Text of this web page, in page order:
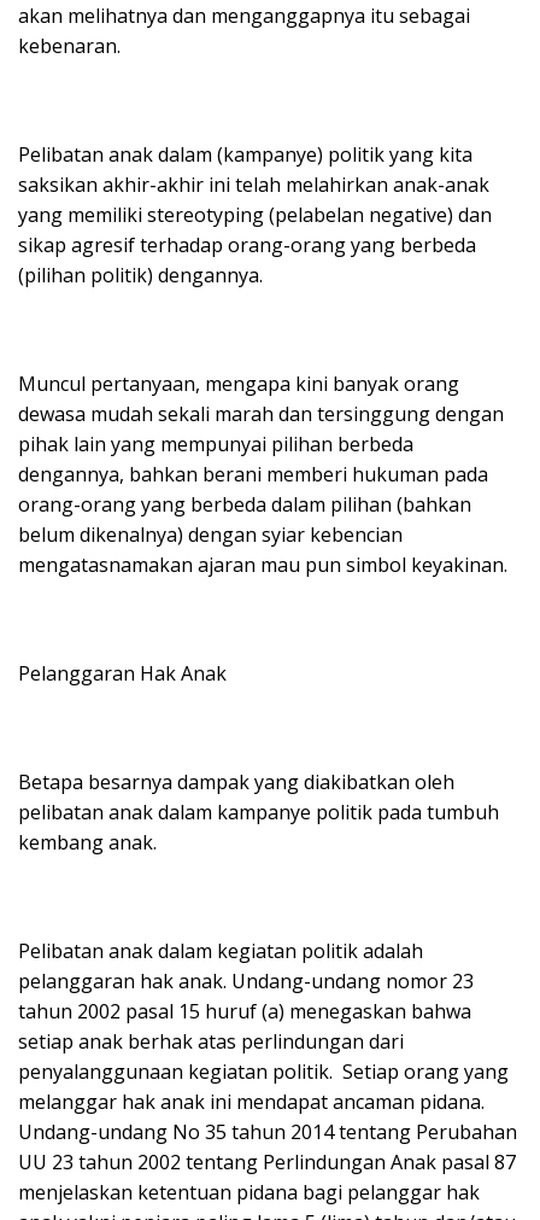
akan melihatnya dan menganggapnya itu sebagai
kebenaran.
Pelibatan anak dalam (kampanye) politik yang kita
saksikan akhir-akhir ini telah melahirkan anak-anak
yang memiliki stereotyping (pelabelan negative) dan
sikap agresif terhadap orang-orang yang berbeda
(pilihan politik) dengannya.
Muncul pertanyaan, mengapa kini banyak orang
dewasa mudah sekali marah dan tersinggung dengan
pihak lain yang mempunyai pilihan berbeda
dengannya, bahkan berani memberi hukuman pada
orang-orang yang berbeda dalam pilihan (bahkan
belum dikenalnya) dengan syiar kebencian
mengatasnamakan ajaran mau pun simbol keyakinan.
Pelanggaran Hak Anak
Betapa besarnya dampak yang diakibatkan oleh
pelibatan anak dalam kampanye politik pada tumbuh
kembang anak.
Pelibatan anak dalam kegiatan politik adalah
pelanggaran hak anak. Undang-undang nomor 23
tahun 2002 pasal 15 huruf (a) menegaskan bahwa
setiap anak berhak atas perlindungan dari
penyalanggunaan kegiatan politik. Setiap orang yang
melanggar hak anak ini mendapat ancaman pidana.
Undang-undang No 35 tahun 2014 tentang Perubahan
UU 23 tahun 2002 tentang Perlindungan Anak pasal 87
menjelaskan ketentuan pidana bagi pelanggar hak